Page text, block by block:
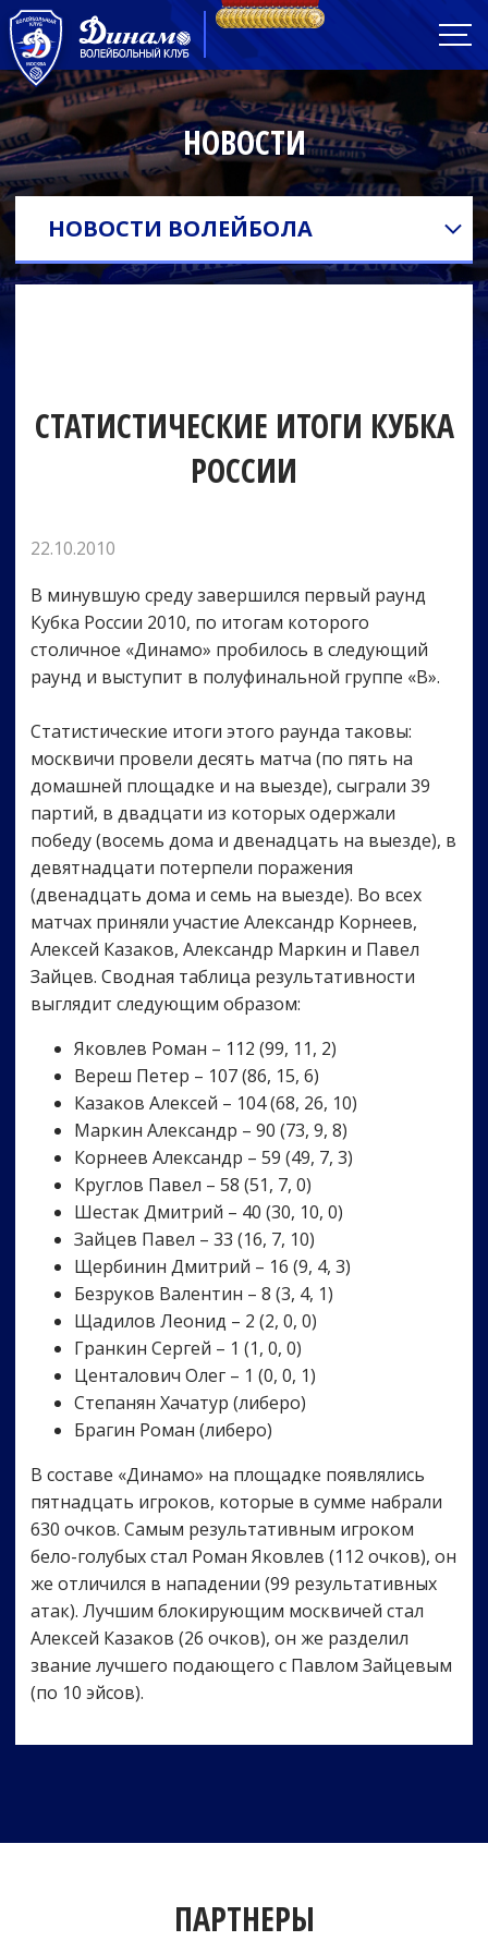
НОВОСТИ
НОВОСТИ ВОЛЕЙБОЛА
СТАТИСТИЧЕСКИЕ ИТОГИ КУБКА
РОССИИ
22.10.2010
В минувшую среду завершился первый раунд
Кубка России 2010, по итогам которого
столичное «Динамо» пробилось в следующий
раунд и выступит в полуфинальной группе «В».
Статистические итоги этого раунда таковы:
москвичи провели десять матча (по пять на
домашней площадке и на выезде), сыграли 39
партий, в двадцати из которых одержали
победу (восемь дома и двенадцать на выезде), в
девятнадцати потерпели поражения
(двенадцать дома и семь на выезде). Во всех
матчах приняли участие Александр Корнеев,
Алексей Казаков, Александр Маркин и Павел
Зайцев. Сводная таблица результативности
выглядит следующим образом:
Яковлев Роман – 112 (99, 11, 2)
Вереш Петер – 107 (86, 15, 6)
Казаков Алексей – 104 (68, 26, 10)
Маркин Александр – 90 (73, 9, 8)
Корнеев Александр – 59 (49, 7, 3)
Круглов Павел – 58 (51, 7, 0)
Шестак Дмитрий – 40 (30, 10, 0)
Зайцев Павел – 33 (16, 7, 10)
Щербинин Дмитрий – 16 (9, 4, 3)
Безруков Валентин – 8 (3, 4, 1)
Щадилов Леонид – 2 (2, 0, 0)
Гранкин Сергей – 1 (1, 0, 0)
Центалович Олег – 1 (0, 0, 1)
Степанян Хачатур (либеро)
Брагин Роман (либеро)
В составе «Динамо» на площадке появлялись
пятнадцать игроков, которые в сумме набрали
630 очков. Самым результативным игроком
бело-голубых стал Роман Яковлев (112 очков), он
же отличился в нападении (99 результативных
атак). Лучшим блокирующим москвичей стал
Алексей Казаков (26 очков), он же разделил
звание лучшего подающего с Павлом Зайцевым
(по 10 эйсов).
ПАРТНЕРЫ